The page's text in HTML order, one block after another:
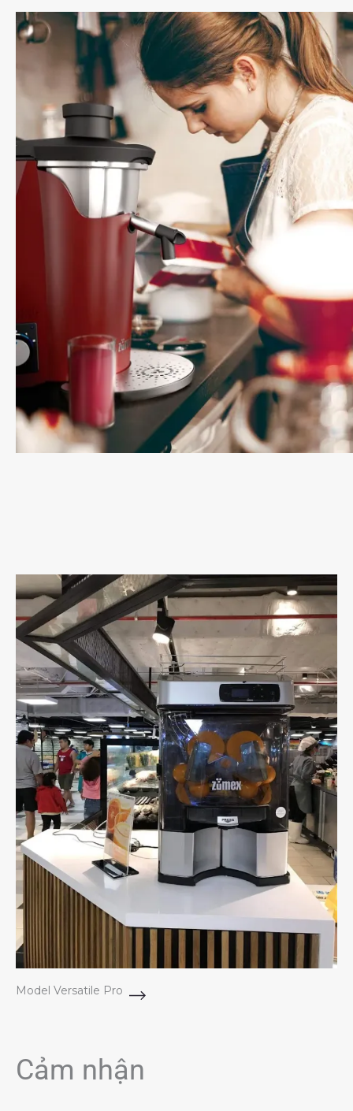
Model Versatile Pro
Cảm nhận